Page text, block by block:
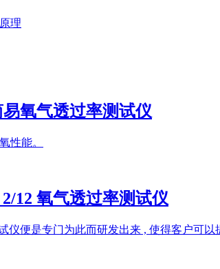
理
氧气透过率测试仪
性能。
12 氧气透过率测试仪
仪便是专门为此而研发出来 , 使得客户可